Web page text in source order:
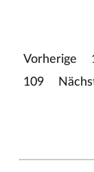
Vorherige
109